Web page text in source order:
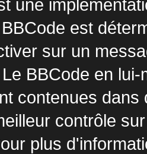
une
est
sur un
BBCode en
contenues
contrôle
plus